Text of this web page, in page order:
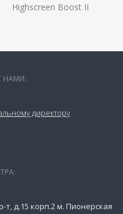
Highscreen Boost II
НАМИ:
директору
т, д.15 корп.2 м. Пионерская